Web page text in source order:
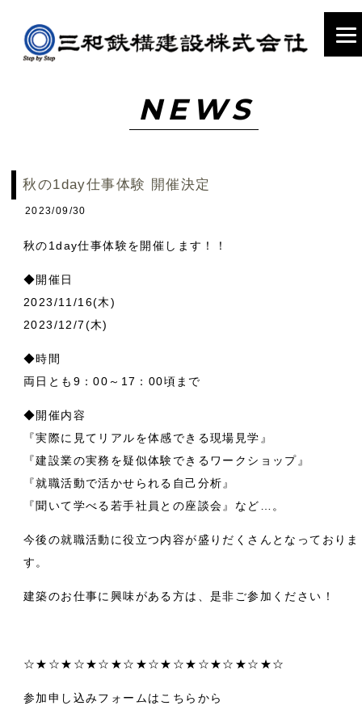
NEWS
秋の1day仕事体験 開催決定
2023/09/30
秋の1day仕事体験を開催します！！
◆開催日
2023/11/16(木)
2023/12/7(木)
◆時間
両日とも9：00～17：00頃まで
◆開催内容
『実際に見てリアルを体感できる現場見学』
『建設業の実務を疑似体験できるワークショップ』
『就職活動で活かせられる自己分析』
『聞いて学べる若手社員との座談会』など…。
今後の就職活動に役立つ内容が盛りだくさんとなっておりま
す。
建築のお仕事に興味がある方は、是非ご参加ください！
☆★☆★☆★☆★☆★☆★☆★☆★☆★☆★☆
参加申し込みフォームはこちらから